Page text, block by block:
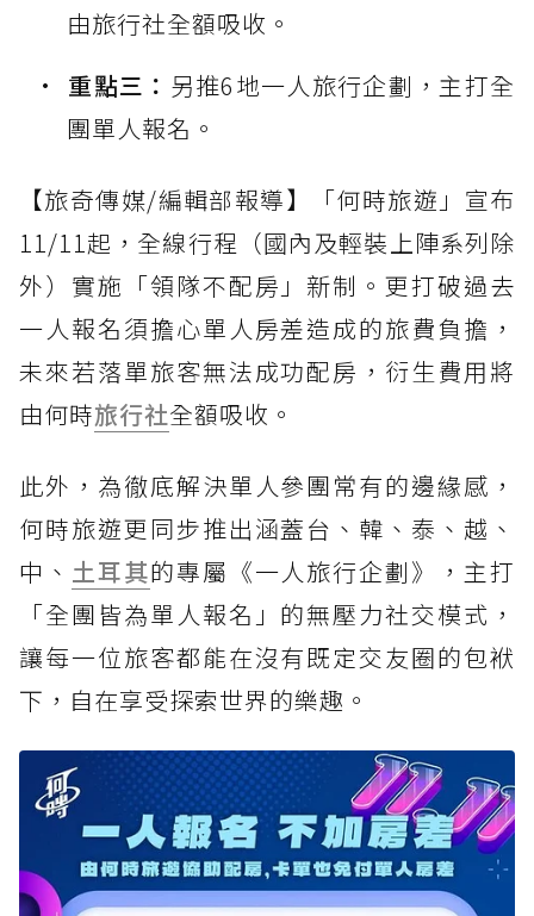
由旅行社全額吸收。
重點三： 另推6地一人旅行企劃，主打全
團單人報名。
【旅奇傳媒/編輯部報導】「何時旅遊」宣布
11/11起，全線行程（國內及輕裝上陣系列除
外）實施「領隊不配房」新制。更打破過去
一人報名須擔心單人房差造成的旅費負擔，
未來若落單旅客無法成功配房，衍生費用將
由何時旅行社全額吸收。
此外，為徹底解決單人參團常有的邊緣感，
何時旅遊更同步推出涵蓋台、韓、泰、越、
中、 土耳其的專屬《一人旅行企劃》，主打
「全團皆為單人報名」的無壓力社交模式，
讓每一位旅客都能在沒有既定交友圈的包袱
下，自在享受探索世界的樂趣。